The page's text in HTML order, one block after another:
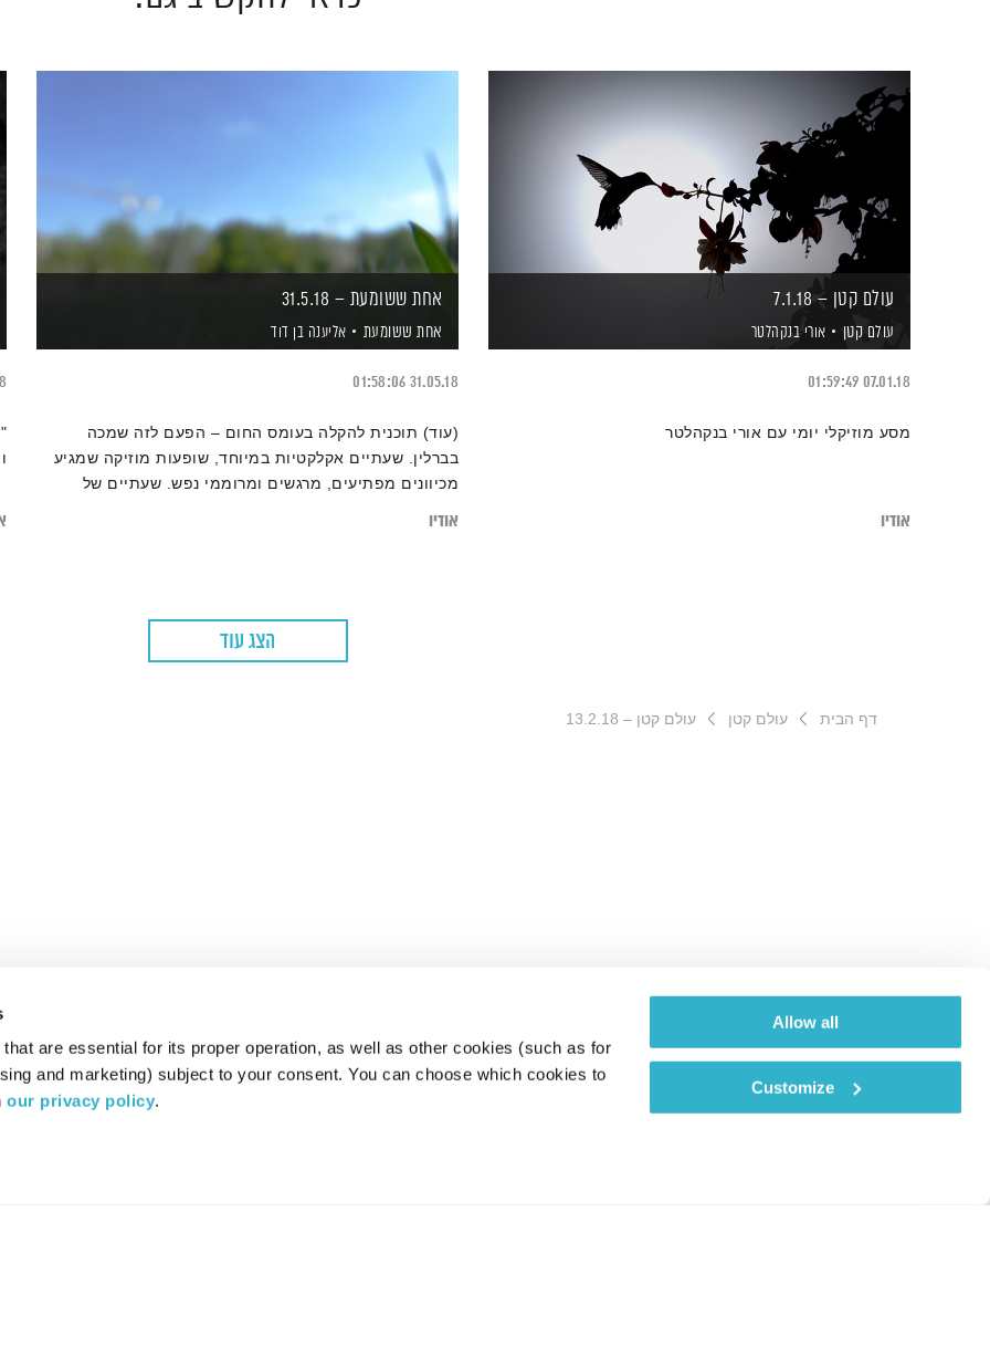
are essential for its proper operation, as well as other cookies (such as for
and marketing) subject to your consent. You can choose which cookies to
our privacy policy.
Allow all
Customize
עולם קטן – 7.1.18
עולם קטן אורי בנקהלטר
07.01.18
01:59:49
מסע מוזיקלי יומי עם אורי בנקהלטר
אודיו
אחת ששומעת – 31.5.18
אחת ששומעת אליענה בן דוד
31.05.18
01:58:06
(עוד) תוכנית להקלה בעומס החום – הפעם לזה שמכה
בברלין. שעתיים אקלקטיות במיוחד, שופעות מוזיקה שמגיע
מכיוונים מפתיעים, מרגשים ומרוממי נפש. שעתיים של
אודיו
הצג עוד
דף הבית עולם קטן עולם קטן – 13.2.18